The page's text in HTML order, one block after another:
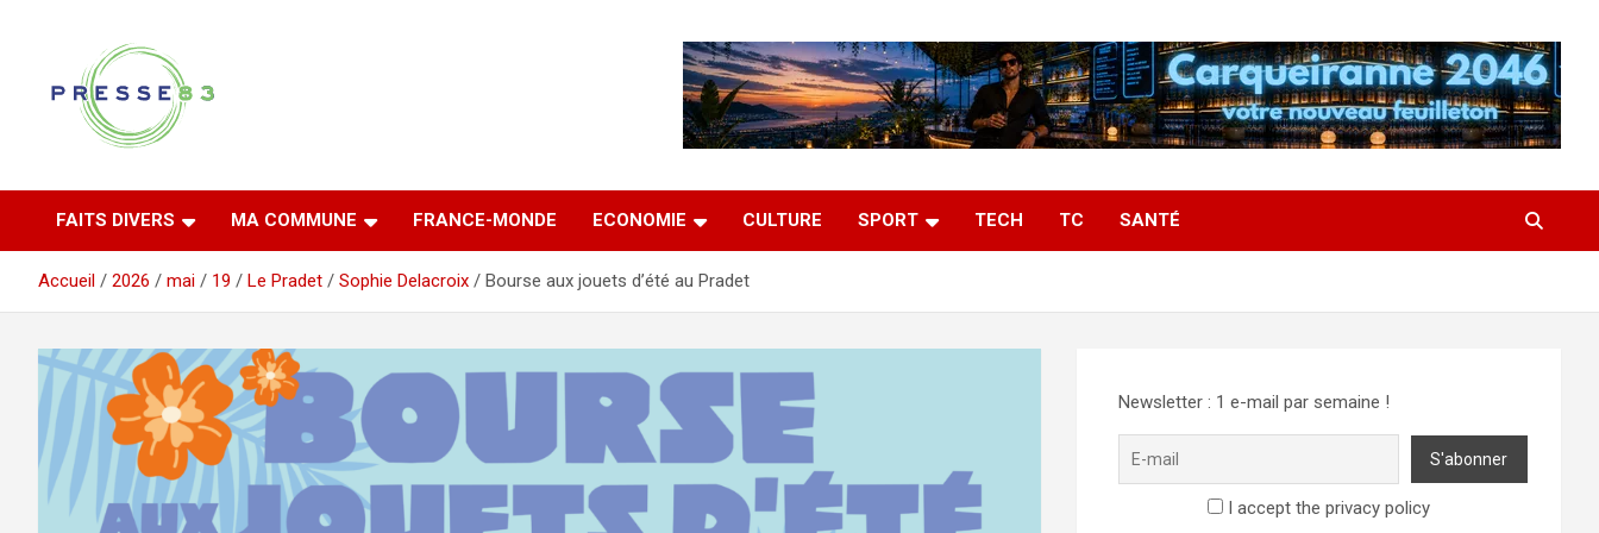
Presse 83
FAITS DIVERS MA COMMUNE FRANCE-MONDE ECONOMIE CULTURE SPORT TECH TC SANTÉ
Accueil 2026 mai 19 Le Pradet Sophie Delacroix Bourse aux jouets d’été au Pradet
Newsletter : 1 e-mail par semaine !
I accept the privacy policy